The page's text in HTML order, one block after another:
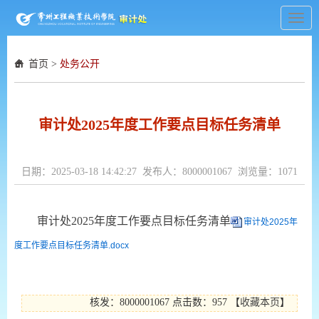
首页 > 处务公开
审计处2025年度工作要点目标任务清单
日期：2025-03-18 14:42:27 发布人：8000001067 浏览量： 1071
审计处2025年度工作要点目标任务清单 审计处2025年
度工作要点目标任务清单.docx
核发：8000001067 点击数：957 【收藏本页 】